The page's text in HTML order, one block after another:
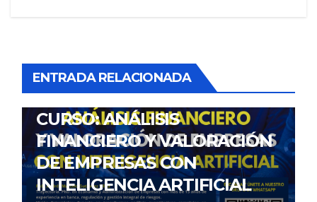
ENTRADA RELACIONADA
CURSO: ANÁLISIS
FINANCIERO Y VALORACIÓN
DE EMPRESAS CON
INTELIGENCIA ARTIFICIAL